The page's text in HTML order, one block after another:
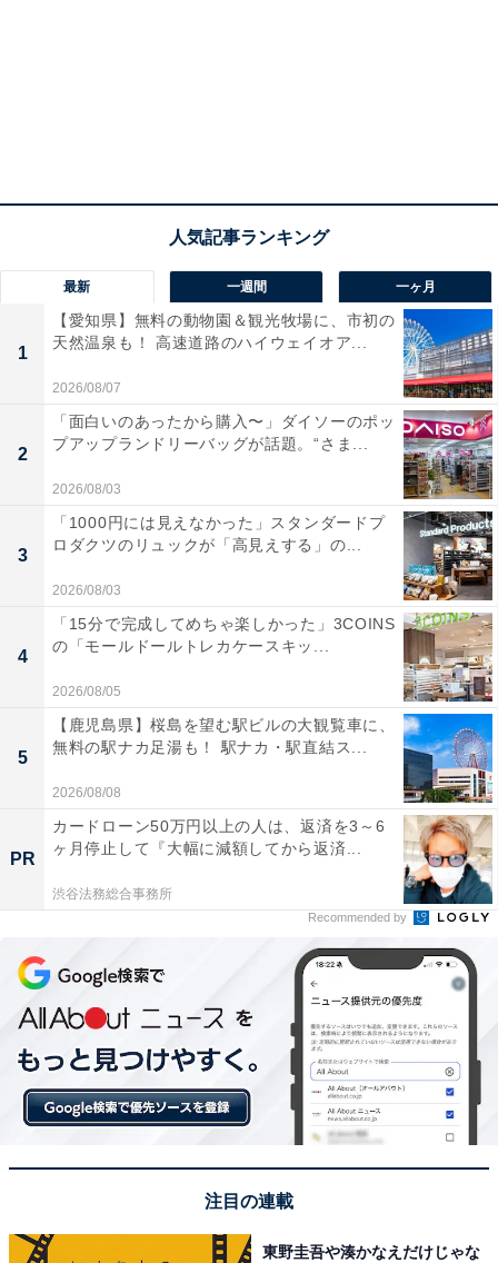
最新 一週間 一ヶ月
1
【愛知県】無料の動物園＆観光牧場に、市初の
天然温泉も！ 高速道路のハイウェイオア...
2026/08/07
2
「面白いのあったから購入〜」ダイソーのポッ
プアップランドリーバッグが話題。“さま...
2026/08/03
3
「1000円には見えなかった」スタンダードプ
ロダクツのリュックが「高見えする」の...
2026/08/03
4
「15分で完成してめちゃ楽しかった」3COINS
の「モールドールトレカケースキッ...
2026/08/05
5
【鹿児島県】桜島を望む駅ビルの大観覧車に、
無料の駅ナカ足湯も！ 駅ナカ・駅直結ス...
2026/08/08
PR
カードローン50万円以上の人は、返済を3～6
ヶ月停止して『大幅に減額してから返済...
渋谷法務総合事務所
Recommended by
注目の連載
東野圭吾や湊かなえだけじゃな